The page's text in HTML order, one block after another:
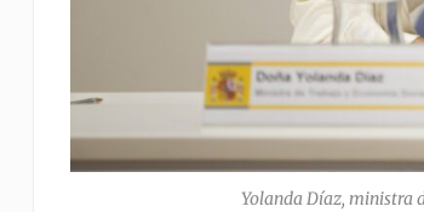
Yolanda Díaz, ministra